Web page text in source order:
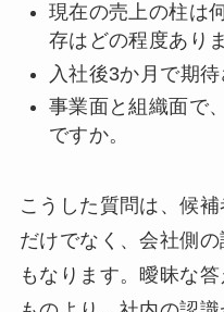
現在の売上の柱は
存はどの程度あり
入社後3か月で期
事業面と組織面で
ですか。
こうした質問は、候
だけでなく、会社側
もなります。曖昧な